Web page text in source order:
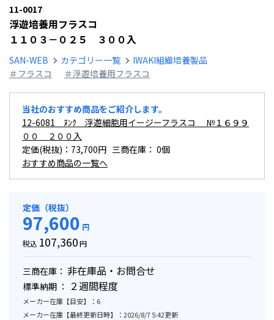
11-0017
浮遊培養用フラスコ
１１０３－０２５ ３００入
SAN-WEB カテゴリー一覧
IWAKI組織培養製品
＃フラスコ
＃浮遊培養用フラスコ
当社のおすすめ商品をご紹介します。
12-6081 ﾇﾝｸ 浮遊細胞用イージーフラスコ №１６９９
００ ２００入
定価(税抜)：73,700円 三商在庫： 0個
おすすめ商品の一覧へ
定価（税抜）
97,600 円
税込 107,360円
三商在庫： 非在庫品・お問合せ
標準納期 ： ２週間程度
メーカー在庫【目安】：6
メーカー在庫【最終更新日時】：2026/8/7 5:42更新